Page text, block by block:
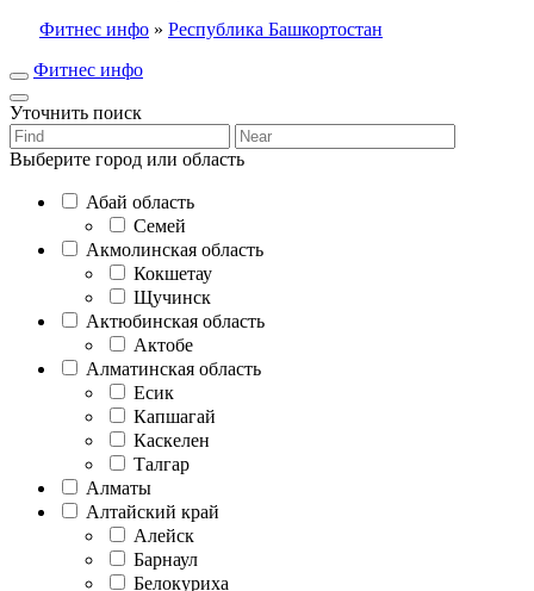
Фитнес инфо » Республика Башкортостан
Фитнес инфо
Уточнить поиск
Выберите город или область
Абай область
Семей
Акмолинская область
Кокшетау
Щучинск
Актюбинская область
Актобе
Алматинская область
Есик
Капшагай
Каскелен
Талгар
Алматы
Алтайский край
Алейск
Барнаул
Белокуриха